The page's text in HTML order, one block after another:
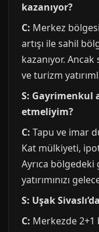
kazanıyor?
C: Merkez
artışı ile sahil
kazanıyor.
ve turizm
S: Gayrimenkul
etmeliyim?
C: Tapu ve imar
Kat mülkiyeti,
Ayrıca
yatırımınızı
S: Uşak
C: Merkezde 2+1